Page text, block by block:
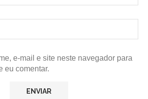
e-mail e site neste navegador para
eu comentar.